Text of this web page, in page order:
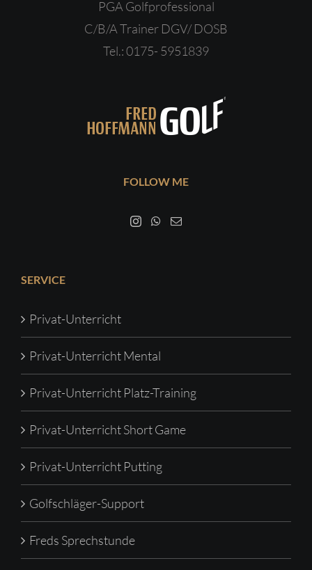
PGA Golfprofessional
C/B/A Trainer DGV/ DOSB
Tel.: 0175- 5951839
FOLLOW ME
SERVICE
Privat-Unterricht
Privat-Unterricht Mental
Privat-Unterricht Platz-Training
Privat-Unterricht Short Game
Privat-Unterricht Putting
Golfschläger-Support
Freds Sprechstunde